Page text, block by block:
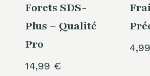
Forets SDS-
Plus – Qualité
Pro
14,99 €
4,99